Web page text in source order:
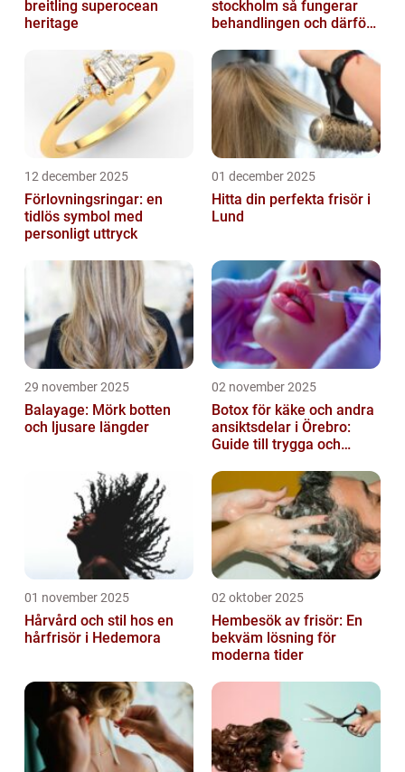
breitling superocean
heritage
stockholm så fungerar
behandlingen och därför
12 december 2025
Förlovningsringar: en
tidlös symbol med
personligt uttryck
01 december 2025
Hitta din perfekta frisör i
Lund
29 november 2025
Balayage: Mörk botten
och ljusare längder
02 november 2025
Botox för käke och andra
ansiktsdelar i Örebro:
Guide till trygga och
01 november 2025
Hårvård och stil hos en
hårfrisör i Hedemora
02 oktober 2025
Hembesök av frisör: En
bekväm lösning för
moderna tider